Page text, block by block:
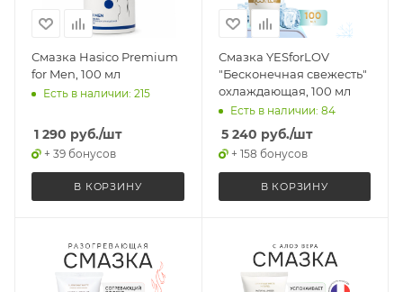
Смазка Hasico Premium
for Men, 100 мл
Есть в наличии: 215
1 290 руб./шт
+ 39 бонусов
В КОРЗИНУ
Смазка YESforLOV
"Бесконечная свежесть"
охлаждающая, 100 мл
Есть в наличии: 84
5 240 руб./шт
+ 158 бонусов
В КОРЗИНУ